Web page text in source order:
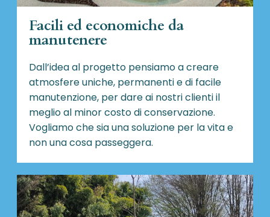
Facili ed economiche da
manutenere
Dall’idea al progetto pensiamo a creare
atmosfere uniche, permanenti e di facile
manutenzione, per dare ai nostri clienti il
meglio al minor costo di conservazione.
Vogliamo che sia una soluzione per la vita e
non una cosa passeggera.